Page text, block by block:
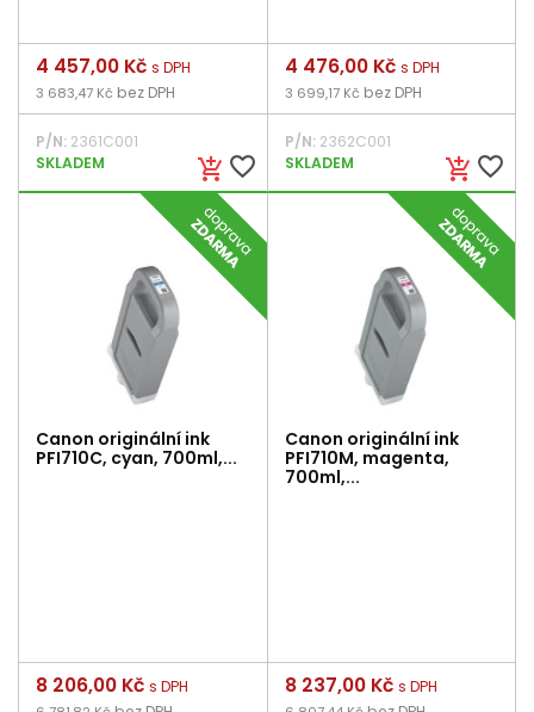
add_shopping_cart favorite_border
Cena
4 457,00 Kč s DPH
3 683,47 Kč bez DPH
P/N: 2361C001
SKLADEM
add_shopping_cart favorite_border
Cena
4 476,00 Kč s DPH
3 699,17 Kč bez DPH
P/N:2362C001
SKLADEM
Canon originální ink
PFI710C, cyan, 700ml,...
Cena
8 206,00 Kč s DPH
Canon originální ink
PFI710M, magenta,
700ml,...
Cena
8 237,00 Kč s DPH